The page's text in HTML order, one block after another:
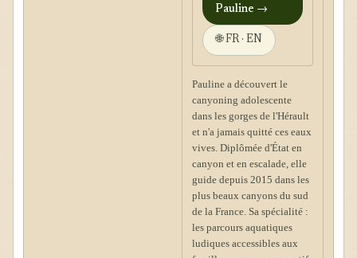
Pauline →
🌐 FR · EN
Pauline a découvert le
canyoning adolescente
dans les gorges de l'Hérault
et n'a jamais quitté ces eaux
vives. Diplômée d'État en
canyon et en escalade, elle
guide depuis 2015 dans les
plus beaux canyons du sud
de la France. Sa spécialité :
les parcours aquatiques
ludiques accessibles aux